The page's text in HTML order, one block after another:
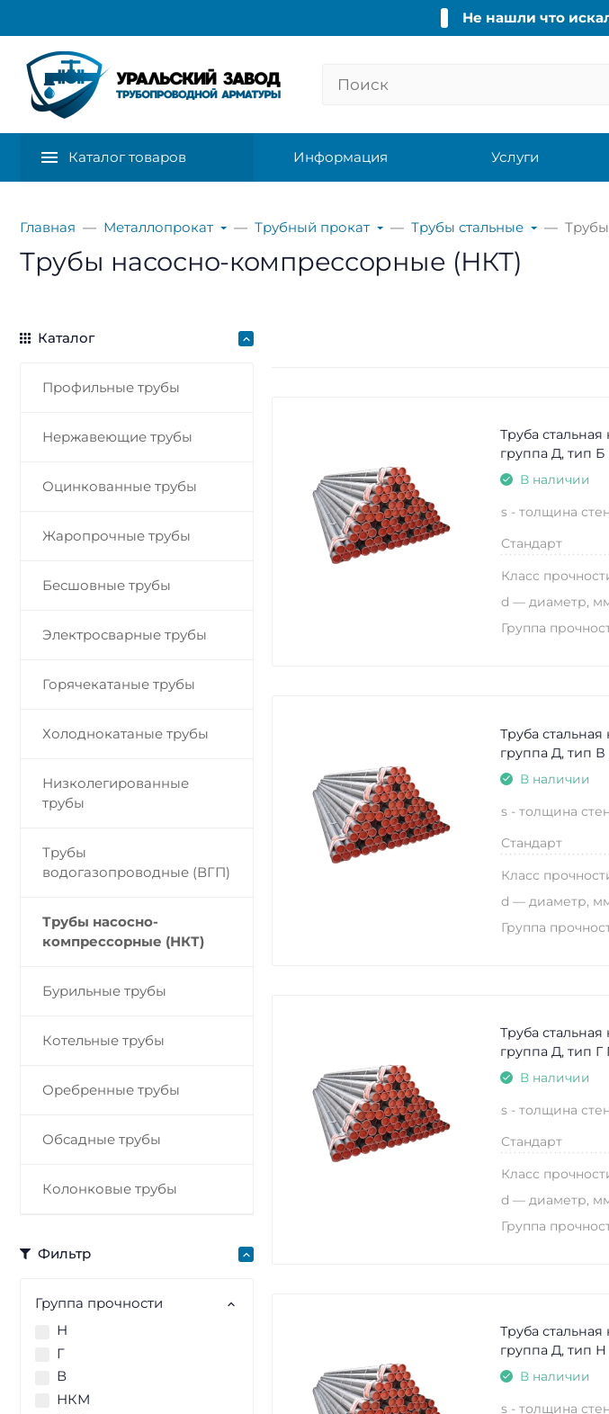
Не нашли что
Каталог товаров Информация Услуги
Главная Металлопрокат Трубный прокат Трубы стальные
Трубы насосно-компрессорные (НКТ)
Каталог
Профильные трубы
Нержавеющие трубы
Оцинкованные трубы
Жаропрочные трубы
Бесшовные трубы
Электросварные трубы
Горячекатаные трубы
Холоднокатаные трубы
Низколегированные
трубы
Трубы
водогазопроводные (ВГП)
Трубы насосно-
компрессорные (НКТ)
Бурильные трубы
Котельные трубы
Оребренные трубы
Обсадные трубы
Колонковые трубы
Фильтр
Группа прочности
Н
Г
В
НКМ
Труба
группа Д, тип
В наличии
s - толщина
Стандарт
Класс
d — диаметр,
Группа
Труба
группа Д, тип
В наличии
s - толщина
Стандарт
Класс
d — диаметр,
Группа
Труба
группа Д, тип
В наличии
s - толщина
Стандарт
Класс
d — диаметр,
Группа
Труба
группа Д, тип
В наличии
s - толщина